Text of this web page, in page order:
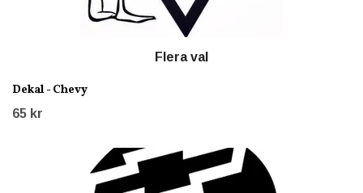
Flera val
Dekal - Chevy
65 kr